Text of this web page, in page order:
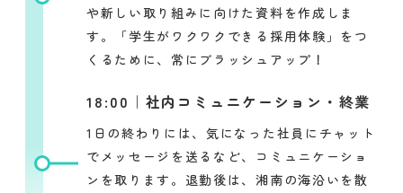
や新しい取り組みに向けた資料を作成しま
す。「学生がワクワクできる採用体験」をつ
くるために、常にブラッシュアップ！
18:00｜社内コミュニケーション・終業
1日の終わりには、気になった社員にチャット
でメッセージを送るなど、コミュニケーショ
ンを取ります。退勤後は、湘南の海沿いを散